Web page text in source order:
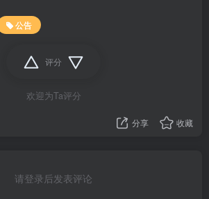
公告
评分
欢迎为Ta评分
分享 收藏
请登录后发表评论